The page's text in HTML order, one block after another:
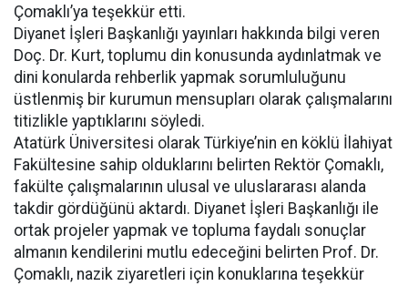
Çomaklı’ya teşekkür etti.
Diyanet İşleri Başkanlığı yayınları hakkında bilgi veren
Doç. Dr. Kurt, toplumu din konusunda aydınlatmak ve
dini konularda rehberlik yapmak sorumluluğunu
üstlenmiş bir kurumun mensupları olarak çalışmalarını
titizlikle yaptıklarını söyledi.
Atatürk Üniversitesi olarak Türkiye’nin en köklü İlahiyat
Fakültesine sahip olduklarını belirten Rektör Çomaklı,
fakülte çalışmalarının ulusal ve uluslararası alanda
takdir gördüğünü aktardı. Diyanet İşleri Başkanlığı ile
ortak projeler yapmak ve topluma faydalı sonuçlar
almanın kendilerini mutlu edeceğini belirten Prof. Dr.
Çomaklı, nazik ziyaretleri için konuklarına teşekkür